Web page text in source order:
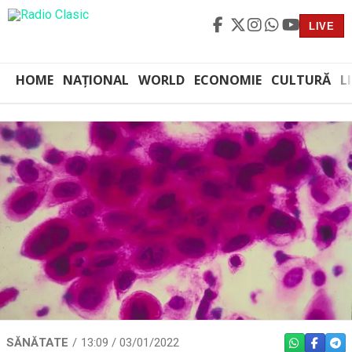
LIVE
HOME NAȚIONAL WORLD ECONOMIE CULTURĂ
SĂNĂTATE 13:09 / 03/01/2022 WHATSAPP